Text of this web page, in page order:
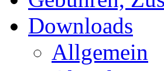
Downloads
Allgemein